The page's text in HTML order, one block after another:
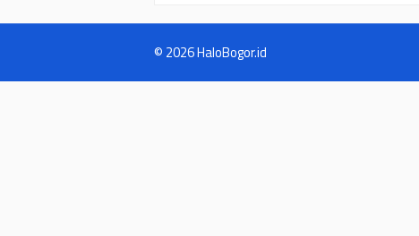
© 2026 HaloBogor.id